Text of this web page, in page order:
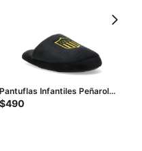
Pantuflas Infantiles Peñarol
CAP Slipper - Negro - Amarillo
$490